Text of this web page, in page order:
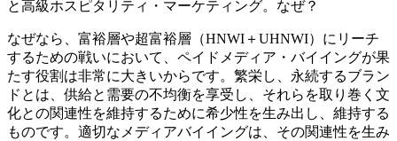
と高級ホスピタリティ・マーケティング。なぜ？
なぜなら、富裕層や超富裕層（HNWI＋UHNWI）にリーチ
するための戦いにおいて、ペイドメディア・バイイングが果
たす役割は非常に大きいからです。繁栄し、永続するブラン
ドとは、供給と需要の不均衡を享受し、それらを取り巻く文
化との関連性を維持するために希少性を生み出し、維持する
ものです。適切なメディアバイイングは、その関連性を生み